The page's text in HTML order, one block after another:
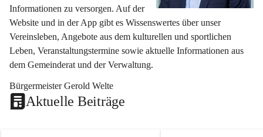
Informationen zu versorgen. Auf der
Website und in der App gibt es Wissenswertes über unser
Vereinsleben, Angebote aus dem kulturellen und sportlichen
Leben, Veranstaltungstermine sowie aktuelle Informationen aus
dem Gemeinderat und der Verwaltung.
Bürgermeister Gerold Welte
Aktuelle Beiträge